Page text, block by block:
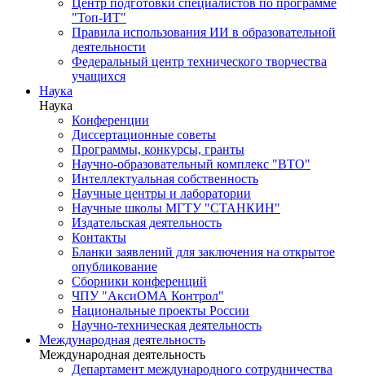
Центр подготовки специалистов по программе
"Топ-ИТ"
Правила использования ИИ в образовательной
деятельности
Федеральный центр технического творчества
учащихся
Наука
Наука
Конференции
Диссертационные советы
Программы, конкурсы, гранты
Научно-образовательный комплекс "ВТО"
Интеллектуальная собственность
Научные центры и лаборатории
Научные школы МГТУ "СТАНКИН"
Издательская деятельность
Контакты
Бланки заявлений для заключения на открытое
опубликование
Сборники конференций
ЧПУ "АксиОМА Контрол"
Национальные проекты России
Научно-техническая деятельность
Международная деятельность
Международная деятельность
Департамент международного сотрудничества